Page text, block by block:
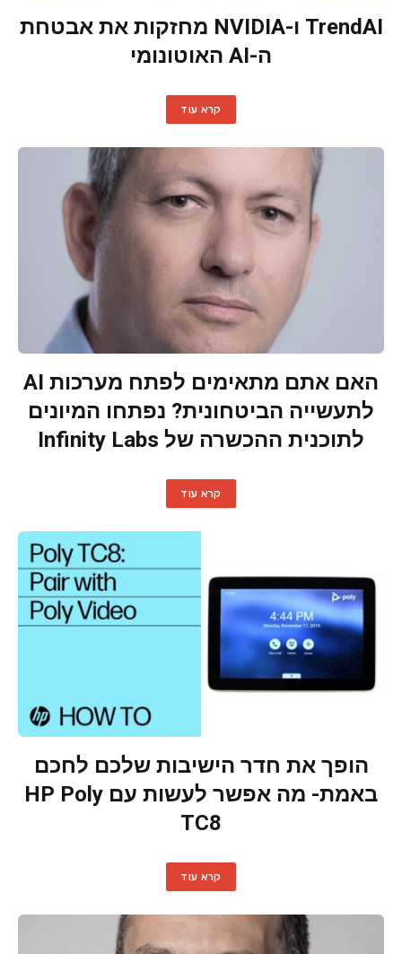
TrendAI ו-NVIDIA מחזקות את אבטחת
ה-AI האוטונומי
קרא עוד
האם אתם מתאימים לפתח מערכות AI
לתעשייה הביטחונית? נפתחו המיונים
לתוכנית ההכשרה של Infinity Labs
קרא עוד
הופך את חדר הישיבות שלכם לחכם
באמת- מה אפשר לעשות עם HP Poly
TC8
קרא עוד